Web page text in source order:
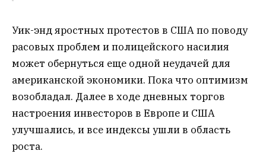
Уик-энд яростных протестов в США по поводу
расовых проблем и полицейского насилия
может обернуться еще одной неудачей для
американской экономики. Пока что оптимизм
возобладал. Далее в ходе дневных торгов
настроения инвесторов в Европе и США
улучшались, и все индексы ушли в область
роста.